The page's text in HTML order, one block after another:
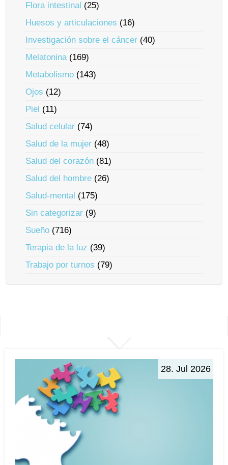
Flora intestinal (25)
Huesos y articulaciones (16)
Investigación sobre el cáncer (40)
Melatonina(169)
Metabolismo (143)
Ojos (12)
Piel (11)
Salud celular (74)
Salud de la mujer (48)
Salud del corazón (81)
Salud del hombre (26)
Salud-mental (175)
Sin categorizar (9)
Sueño (716)
Terapia de la luz (39)
Trabajo por turnos (79)
28. Jul 2026